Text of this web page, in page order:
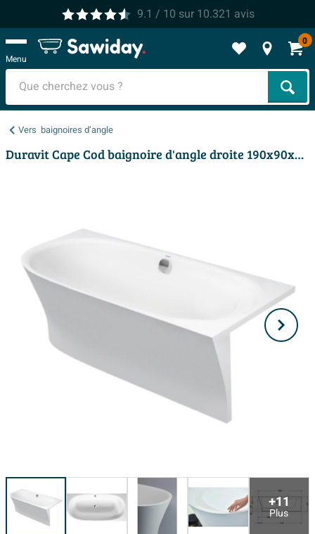
9.1 / 10 sur 10.321 avis
Menu
0
Vers baignoires d’angle
Duravit Cape Cod baignoire d'angle droite 190x90x64cm avec panneau moulé Durasolid A blanc
+11
Plus